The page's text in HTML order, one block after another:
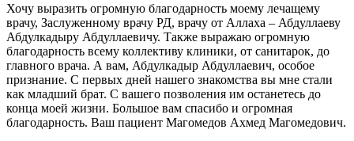
Хочу выразить огромную благодарность моему лечащему
врачу, Заслуженному врачу РД, врачу от Аллаха – Абдуллаеву
Абдулкадыру Абдуллаевичу. Также выражаю огромную
благодарность всему коллективу клиники, от санитарок, до
главного врача. А вам, Абдулкадыр Абдуллаевич, особое
признание. С первых дней нашего знакомства вы мне стали
как младший брат. С вашего позволения им останетесь до
конца моей жизни. Большое вам спасибо и огромная
благодарность. Ваш пациент Магомедов Ахмед Магомедович.